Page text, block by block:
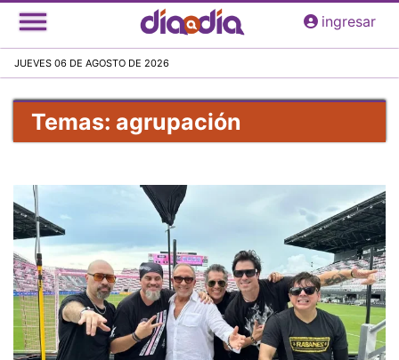
Pasar
al
principal
ingresar
JUEVES 06 DE AGOSTO DE 2026
Temas: agrupación